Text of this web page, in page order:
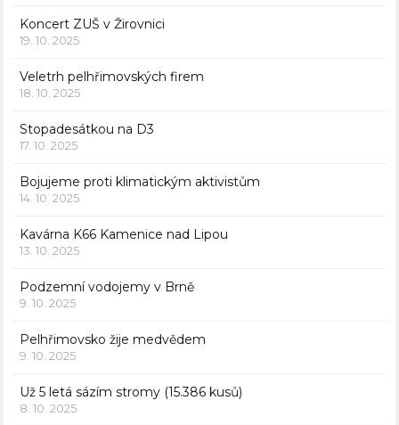
Koncert ZUŠ v Žirovnici
19. 10. 2025
Veletrh pelhřimovských firem
18. 10. 2025
Stopadesátkou na D3
17. 10. 2025
Bojujeme proti klimatickým aktivistům
14. 10. 2025
Kavárna K66 Kamenice nad Lipou
13. 10. 2025
Podzemní vodojemy v Brně
9. 10. 2025
Pelhřimovsko žije medvědem
9. 10. 2025
Už 5 letá sázím stromy (15.386 kusů)
8. 10. 2025